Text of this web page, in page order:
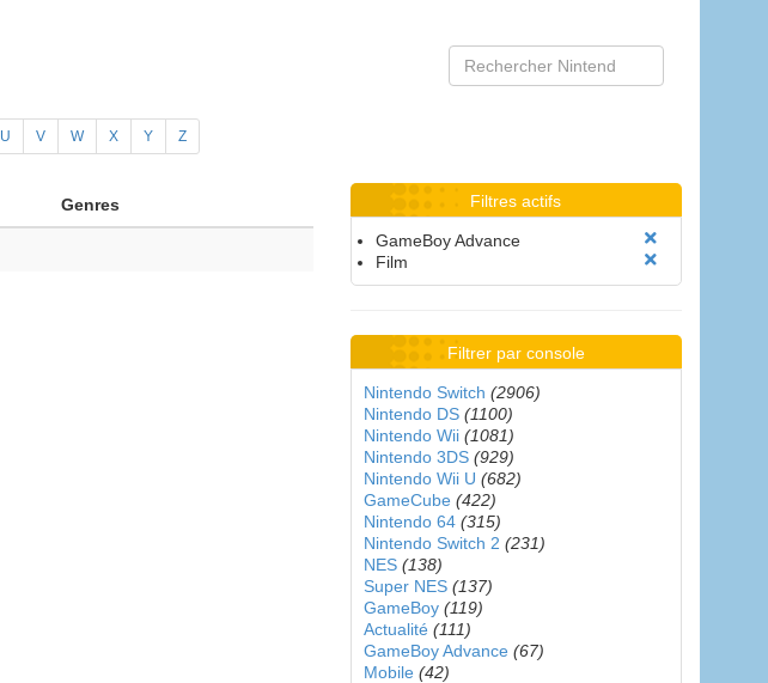
U V W X Y Z
Genres Filtres actifs
GameBoy Advance
Film
Filtrer par console
Nintendo Switch (2906)
Nintendo DS (1100)
Nintendo Wii (1081)
Nintendo 3DS (929)
Nintendo Wii U (682)
GameCube (422)
Nintendo 64 (315)
Nintendo Switch 2 (231)
NES (138)
Super NES (137)
GameBoy (119)
Actualité (111)
GameBoy Advance (67)
Mobile (42)